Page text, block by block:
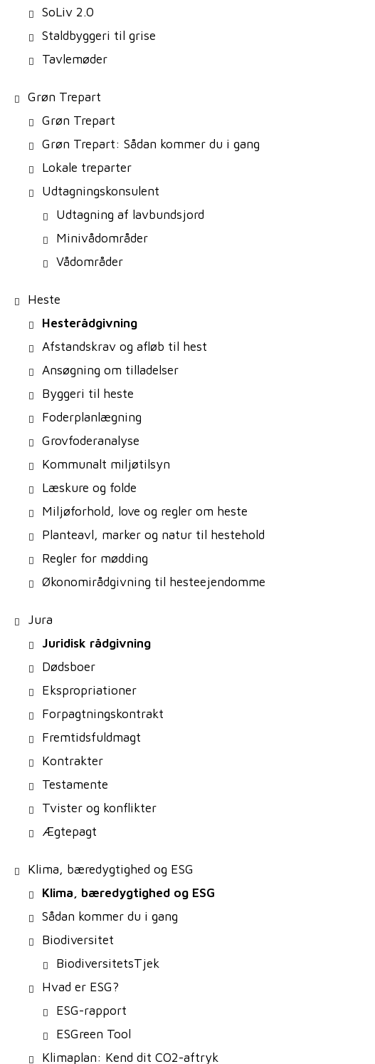
SoLiv 2.0
Staldbyggeri til grise
Tavlemøder
Grøn Trepart
Grøn Trepart
Grøn Trepart: Sådan kommer du i gang
Lokale treparter
Udtagningskonsulent
Udtagning af lavbundsjord
Minivådområder
Vådområder
Heste
Hesterådgivning
Afstandskrav og afløb til hest
Ansøgning om tilladelser
Byggeri til heste
Foderplanlægning
Grovfoderanalyse
Kommunalt miljøtilsyn
Læskure og folde
Miljøforhold, love og regler om heste
Planteavl, marker og natur til hestehold
Regler for mødding
Økonomirådgivning til hesteejendomme
Jura
Juridisk rådgivning
Dødsboer
Ekspropriationer
Forpagtningskontrakt
Fremtidsfuldmagt
Kontrakter
Testamente
Tvister og konflikter
Ægtepagt
Klima, bæredygtighed og ESG
Klima, bæredygtighed og ESG
Sådan kommer du i gang
Biodiversitet
BiodiversitetsTjek
Hvad er ESG?
ESG-rapport
ESGreen Tool
Klimaplan: Kend dit CO2-aftryk